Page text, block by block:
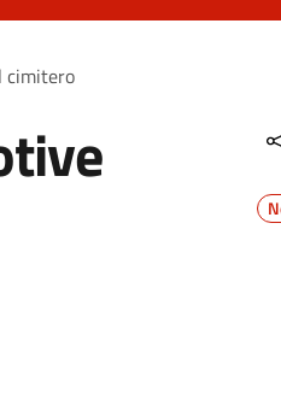
cimitero